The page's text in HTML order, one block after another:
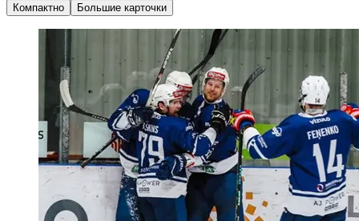
Компактно Большие карточки